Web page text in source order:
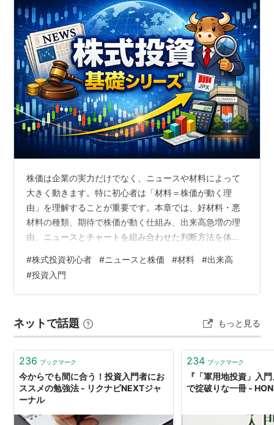
株価は企業の実力だけでなく、ニュースや材料によって
大きく動きます。特に初心者は「材料＝株価が動く理
由」を理解することが重要です。本章では、好材料・悪
材料の種類、期待で株価が動く仕組み、出来高急増の理
由、ニュースとチャートを組み合わせた判断方法を体系
（ニュースが株価に与える影響）・好材料と悪材料、強
材料と弱材料の違い・期待で株価が動く仕組みと「材料
出尽くし」・出来高急増の理由とニュースとの関係・ニ
#株式投資初心者 #ニュースと株価 #材料 #出来高
#投資入門
ネットで話題 もっと見る
236 ブックマーク
今からでも間に合う！投資入門者にお
ススメの勉強法 - リクナビNEXTジャ
ーナル
234 ブックマーク
『「軍用地投資」入
で掟破りな一冊 -